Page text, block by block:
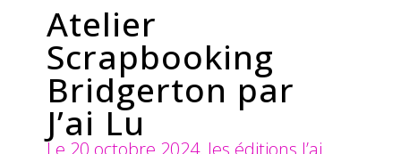
Atelier
Scrapbooking
Bridgerton par
J’ai Lu
Le 20 octobre 2024, les éditions J’ai